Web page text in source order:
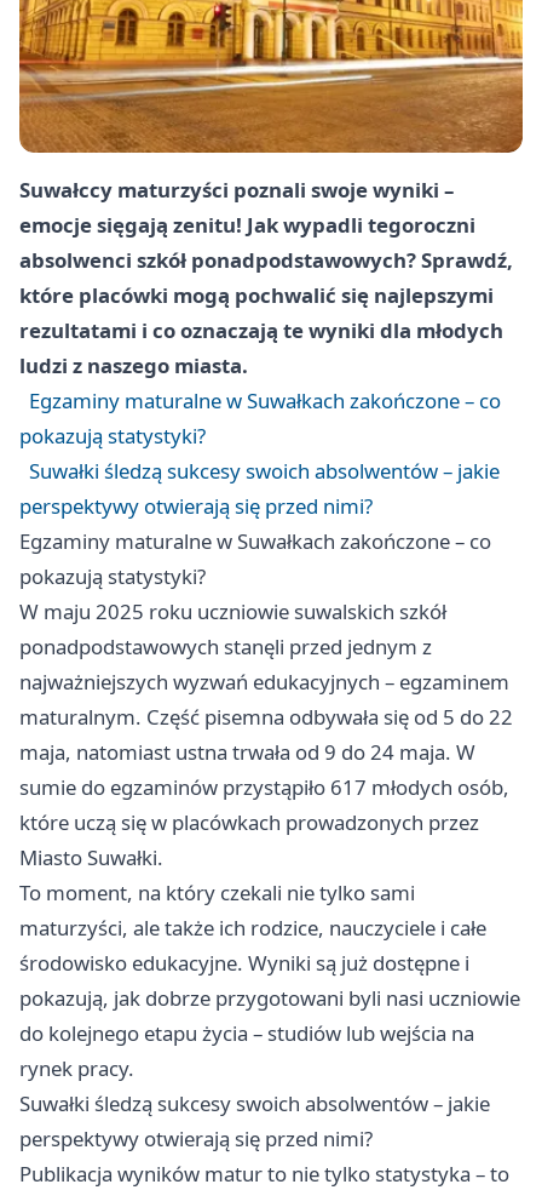
Suwałccy maturzyści poznali swoje wyniki –
emocje sięgają zenitu! Jak wypadli tegoroczni
absolwenci szkół ponadpodstawowych? Sprawdź,
które placówki mogą pochwalić się najlepszymi
rezultatami i co oznaczają te wyniki dla młodych
ludzi z naszego miasta.
Egzaminy maturalne w Suwałkach zakończone – co
pokazują statystyki?
Suwałki śledzą sukcesy swoich absolwentów – jakie
perspektywy otwierają się przed nimi?
Egzaminy maturalne w Suwałkach zakończone – co
pokazują statystyki?
W maju 2025 roku uczniowie suwalskich szkół
ponadpodstawowych stanęli przed jednym z
najważniejszych wyzwań edukacyjnych – egzaminem
maturalnym. Część pisemna odbywała się od 5 do 22
maja, natomiast ustna trwała od 9 do 24 maja. W
sumie do egzaminów przystąpiło 617 młodych osób,
które uczą się w placówkach prowadzonych przez
Miasto Suwałki.
To moment, na który czekali nie tylko sami
maturzyści, ale także ich rodzice, nauczyciele i całe
środowisko edukacyjne. Wyniki są już dostępne i
pokazują, jak dobrze przygotowani byli nasi uczniowie
do kolejnego etapu życia – studiów lub wejścia na
rynek pracy.
Suwałki śledzą sukcesy swoich absolwentów – jakie
perspektywy otwierają się przed nimi?
Publikacja wyników matur to nie tylko statystyka – to